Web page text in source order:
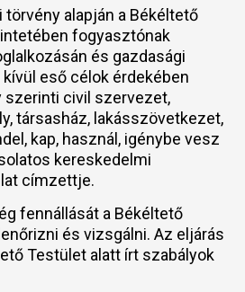
alapján a Békéltető
fogyasztónak
és gazdasági
eső célok érdekében
szerinti civil szervezet,
társasház, lakásszövetkezet,
kap, használ, igénybe vesz
kereskedelmi
címzettje.
fennállását a Békéltető
és vizsgálni. Az eljárás
Testület alatt írt szabályok